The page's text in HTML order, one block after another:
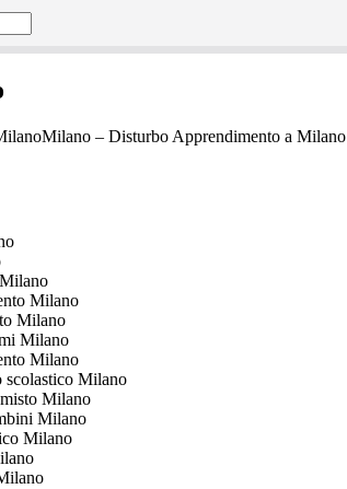
Milano – Disturbo Apprendimento a Milano
Milano
Milano
Milano
Milano
scolastico Milano
Milano
Milano
Milano